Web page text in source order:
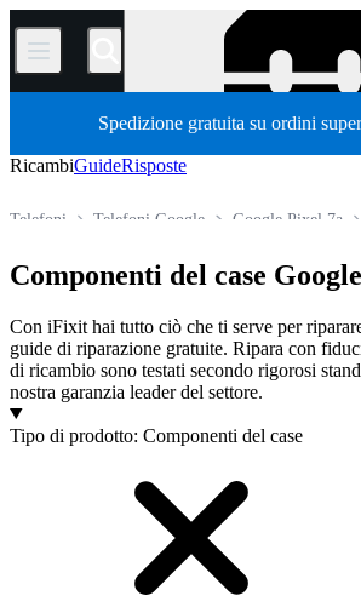
/
Spedizione gratuita su ordini
RicambiGuideRisposte
Google Pixel 7a
Telefoni Google
Telefoni
Componenti del case
Con iFixit hai tutto ciò che ti serve per
guide di riparazione gratuite. Ripara con
di ricambio sono testati secondo rigorosi
nostra garanzia leader del settore.
Prodotti
Tipo di prodotto: Componenti del case